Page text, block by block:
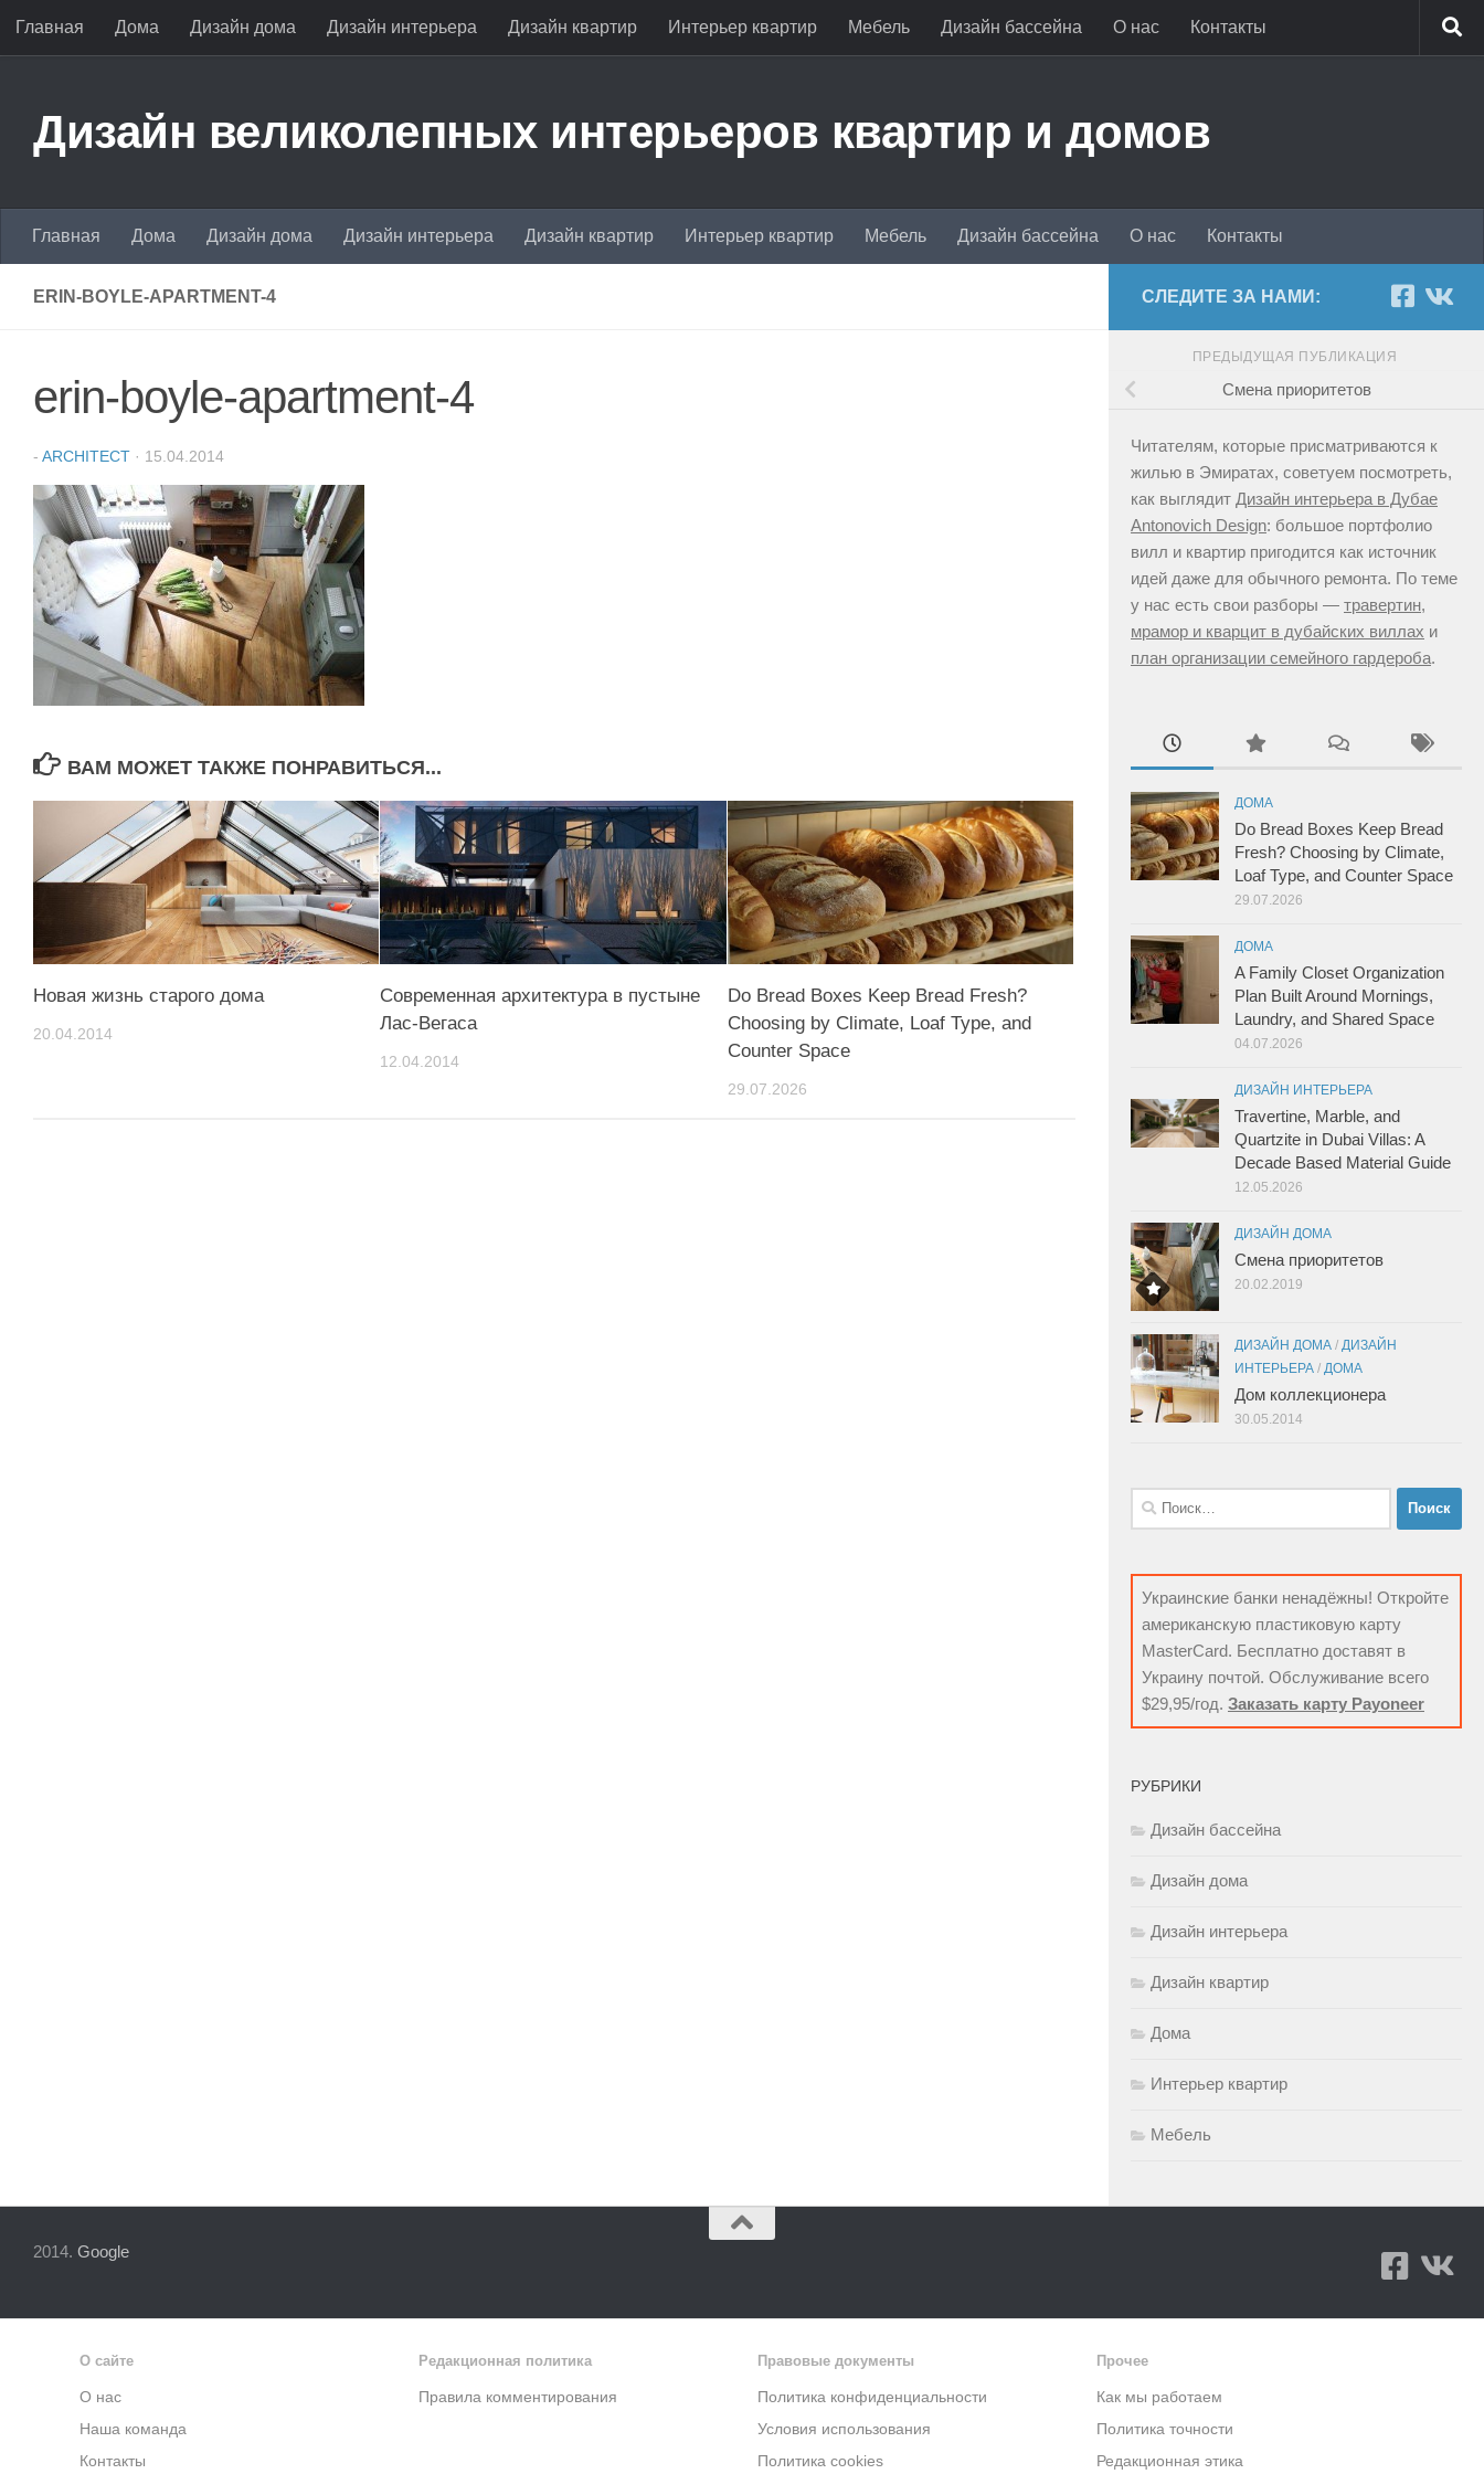
Перейти к содержимому
Главная Дома Дизайн дома Дизайн интерьера Дизайн квартир Интерьер квартир Мебель Дизайн бассейна О нас Контакты
Дизайн великолепных интерьеров квартир и домов
Главная Дома Дизайн дома Дизайн интерьера Дизайн квартир Интерьер квартир Мебель Дизайн бассейна О нас Контакты
ERIN-BOYLE-APARTMENT-4
erin-boyle-apartment-4
- ARCHITECT · 15.04.2014
ВАМ МОЖЕТ ТАКЖЕ ПОНРАВИТЬСЯ...
Новая жизнь старого дома
20.04.2014
Современная архитектура в пустыне
Лас-Вегаса
12.04.2014
Do Bread Boxes Keep Bread Fresh?
Choosing by Climate, Loaf Type, and
Counter Space
29.07.2026
СЛЕДИТЕ ЗА НАМИ:
ПРЕДЫДУЩАЯ ПУБЛИКАЦИЯ
Смена приоритетов
Читателям, которые присматриваются к
жилью в Эмиратах, советуем посмотреть,
как выглядит Дизайн интерьера в Дубае
Antonovich Design: большое портфолио
вилл и квартир пригодится как источник
идей даже для обычного ремонта. По теме
у нас есть свои разборы — травертин,
мрамор и кварцит в дубайских виллах и
план организации семейного гардероба.
ДОМА
Do Bread Boxes Keep Bread
Fresh? Choosing by Climate,
Loaf Type, and Counter Space
29.07.2026
ДОМА
A Family Closet Organization
Plan Built Around Mornings,
Laundry, and Shared Space
04.07.2026
ДИЗАЙН ИНТЕРЬЕРА
Travertine, Marble, and
Quartzite in Dubai Villas: A
Decade Based Material Guide
12.05.2026
ДИЗАЙН ДОМА
Смена приоритетов
20.02.2019
ДИЗАЙН ДОМА / ДИЗАЙН
ИНТЕРЬЕРА / ДОМА
Дом коллекционера
30.05.2014
Найти:
Украинские банки ненадёжны! Откройте
американскую пластиковую карту
MasterCard. Бесплатно доставят в
Украину почтой. Обслуживание всего
$29,95/год. Заказать карту Payoneer
РУБРИКИ
Дизайн бассейна
Дизайн дома
Дизайн интерьера
Дизайн квартир
Дома
Интерьер квартир
Мебель
2014. Google
О сайте
О нас
Наша команда
Контакты
Редакционная политика
Правила комментирования
Правовые документы
Политика конфиденциальности
Условия использования
Политика cookies
Прочее
Как мы работаем
Политика точности
Редакционная этика